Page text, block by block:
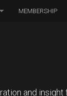
MEMBERSHIP
and insight